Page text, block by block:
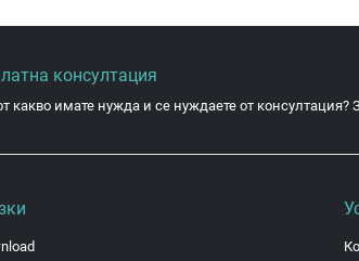
консултация
какво имате нужда и се нуждаете от консултация?